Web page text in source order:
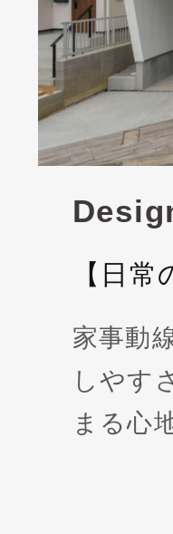
【日
家事動
しやす
まる心